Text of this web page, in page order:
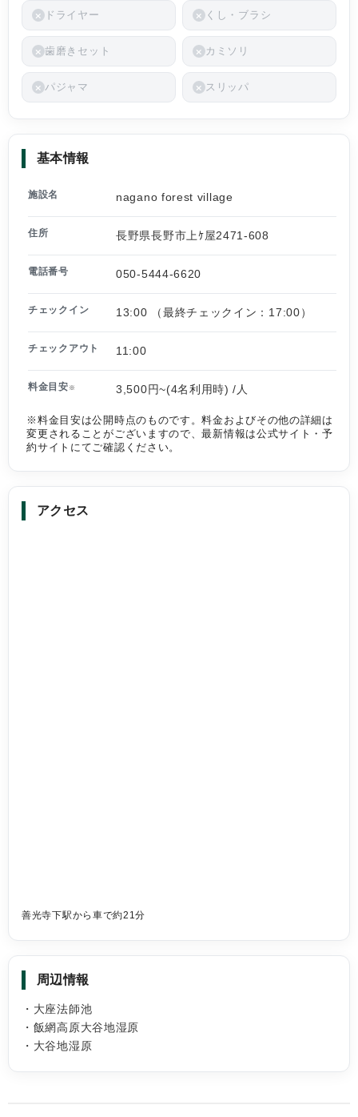
ドライヤー くし・ブラシ
歯磨きセット カミソリ
パジャマ スリッパ
基本情報
施設名 nagano forest village
住所 長野県長野市上ｹ屋2471-608
電話番号 050-5444-6620
チェックイン 13:00 （最終チェックイン：17:00）
チェックアウト 11:00
料金目安 ※ 3,500円~(4名利用時) /人
※料金目安は公開時点のものです。料金およびその他の詳細は
変更されることがございますので、最新情報は公式サイト・予
約サイトにてご確認ください。
アクセス
善光寺下駅から車で約21分
周辺情報
・大座法師池
・飯網高原大谷地湿原
・大谷地湿原